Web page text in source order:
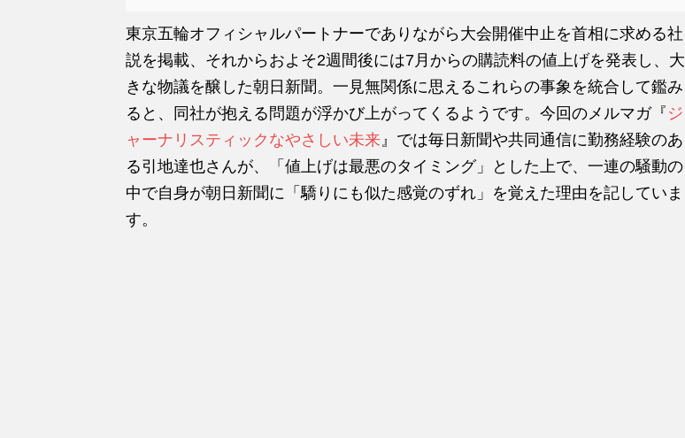
東京五輪オフィシャルパートナーでありながら大会開催中止を首相に求める社
説を掲載、それからおよそ2週間後には7月からの購読料の値上げを発表し、大
きな物議を醸した朝日新聞。一見無関係に思えるこれらの事象を統合して鑑み
ると、同社が抱える問題が浮かび上がってくるようです。今回のメルマガ『 ジ
ャーナリスティックなやさしい未来 』では毎日新聞や共同通信に勤務経験のあ
る引地達也さんが、「値上げは最悪のタイミング」とした上で、一連の騒動の
中で自身が朝日新聞に「驕りにも似た感覚のずれ」を覚えた理由を記していま
す。